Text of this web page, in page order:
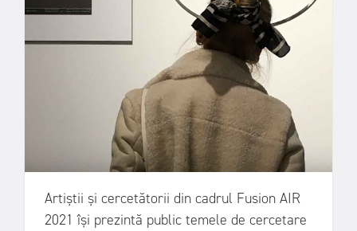
Artiștii și cercetătorii din cadrul Fusion AIR
2021 își prezintă public temele de cercetare